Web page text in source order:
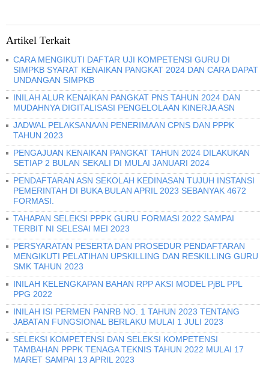
Artikel Terkait
CARA MENGIKUTI DAFTAR UJI KOMPETENSI GURU DI
SIMPKB SYARAT KENAIKAN PANGKAT 2024 DAN CARA DAPAT
UNDANGAN SIMPKB
INILAH ALUR KENAIKAN PANGKAT PNS TAHUN 2024 DAN
MUDAHNYA DIGITALISASI PENGELOLAAN KINERJA ASN
JADWAL PELAKSANAAN PENERIMAAN CPNS DAN PPPK
TAHUN 2023
PENGAJUAN KENAIKAN PANGKAT TAHUN 2024 DILAKUKAN
SETIAP 2 BULAN SEKALI DI MULAI JANUARI 2024
PENDAFTARAN ASN SEKOLAH KEDINASAN TUJUH INSTANSI
PEMERINTAH DI BUKA BULAN APRIL 2023 SEBANYAK 4672
FORMASI.
TAHAPAN SELEKSI PPPK GURU FORMASI 2022 SAMPAI
TERBIT NI SELESAI MEI 2023
PERSYARATAN PESERTA DAN PROSEDUR PENDAFTARAN
MENGIKUTI PELATIHAN UPSKILLING DAN RESKILLING GURU
SMK TAHUN 2023
INILAH KELENGKAPAN BAHAN RPP AKSI MODEL PjBL PPL
PPG 2022
INILAH ISI PERMEN PANRB NO. 1 TAHUN 2023 TENTANG
JABATAN FUNGSIONAL BERLAKU MULAI 1 JULI 2023
SELEKSI KOMPETENSI DAN SELEKSI KOMPETENSI
TAMBAHAN PPPK TENAGA TEKNIS TAHUN 2022 MULAI 17
MARET SAMPAI 13 APRIL 2023